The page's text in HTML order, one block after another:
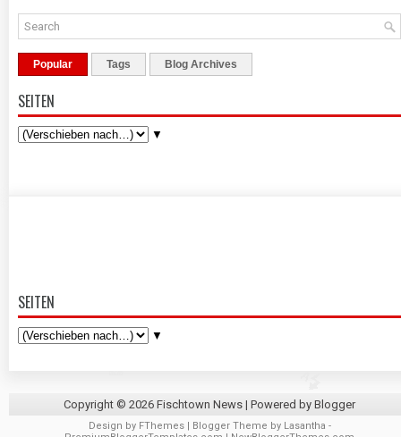
Popular Tags Blog Archives
SEITEN
▼
SEITEN
▼
Copyright © 2026 Fischtown News | Powered by Blogger
Design by FThemes| Blogger Theme by Lasantha -